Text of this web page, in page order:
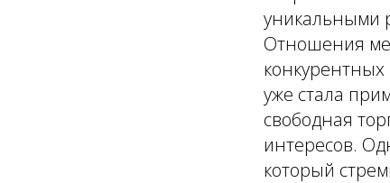
уникальными
Отношения
уже стала
свободная
интересов.
который